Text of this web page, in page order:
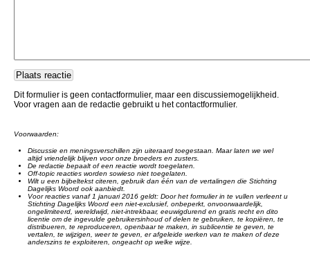
Dit formulier is geen contactformulier, maar een discussiemogelijkheid.
Voor vragen aan de redactie gebruikt u het contactformulier.
Voorwaarden:
Discussie en meningsverschillen zijn uiteraard toegestaan. Maar laten we wel
altijd vriendelijk blijven voor onze broeders en zusters.
De redactie bepaalt of een reactie wordt toegelaten.
Off-topic reacties worden sowieso niet toegelaten.
Wilt u een bijbeltekst citeren, gebruik dan één van de vertalingen die Stichting
Dagelijks Woord ook aanbiedt.
Voor reacties vanaf 1 januari 2016 geldt: Door het formulier in te vullen verleent u
Stichting Dagelijks Woord een niet-exclusief, onbeperkt, onvoorwaardelijk,
ongelimiteerd, wereldwijd, niet-intrekbaar, eeuwigdurend en gratis recht en dito
licentie om de ingevulde gebruikersinhoud of delen te gebruiken, te kopiëren, te
distribueren, te reproduceren, openbaar te maken, in sublicentie te geven, te
vertalen, te wijzigen, weer te geven, er afgeleide werken van te maken of deze
anderszins te exploiteren, ongeacht op welke wijze.